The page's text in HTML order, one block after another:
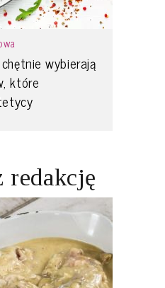
wybierają
które
redakcję